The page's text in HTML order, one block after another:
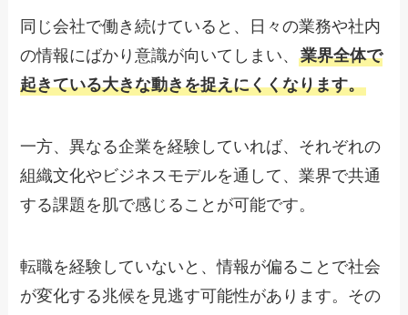
同じ会社で働き続けていると、日々の業務や社内
の情報にばかり意識が向いてしまい、業界全体で
起きている大きな動きを捉えにくくなります。
一方、異なる企業を経験していれば、それぞれの
組織文化やビジネスモデルを通して、業界で共通
する課題を肌で感じることが可能です。
転職を経験していないと、情報が偏ることで社会
が変化する兆候を見逃す可能性があります。その